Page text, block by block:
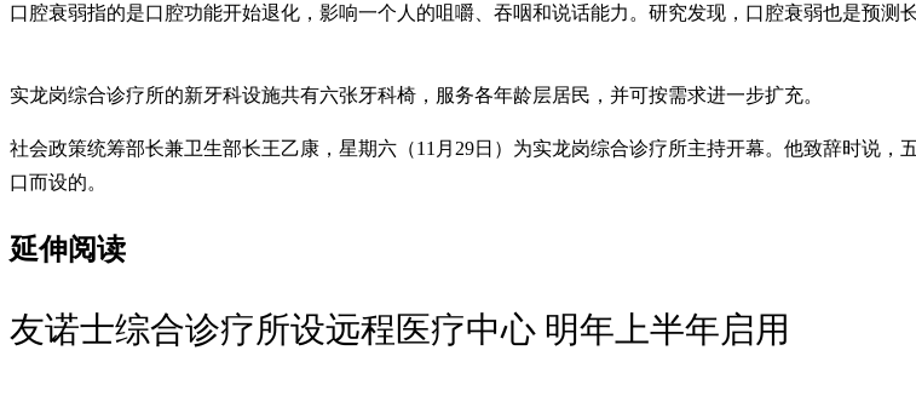
口腔衰弱指的是口腔功能开始退化，影响一个人的咀嚼、吞咽和说话能力。研究发现，口腔衰弱也是预测
实龙岗综合诊疗所的新牙科设施共有六张牙科椅，服务各年龄层居民，并可按需求进一步扩充。
社会政策统筹部长兼卫生部长王乙康，星期六（11月29日）为实龙岗综合诊疗所主持开幕。他致辞时说
口而设的。
延伸阅读
友诺士综合诊疗所设远程医疗中心 明年上半年启用